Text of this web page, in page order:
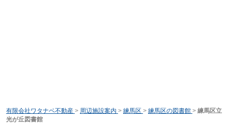
有限会社ワタナベ不動産 > 周辺施設案内 > 練馬区 > 練馬区の図書館 > 練馬区立
光が丘図書館